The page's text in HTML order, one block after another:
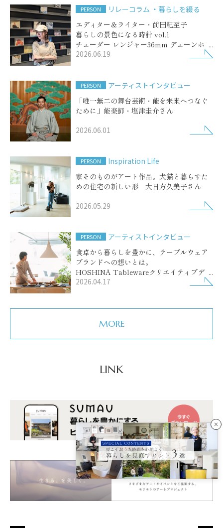
PERSON
リレーコラム ・暮らしを綴る
エディター＆ライター・前田紀至子
暮らしの景色になる時計 vol.1
チューダー レンジャー36mm デューンホワ
イト
2026.06.19
PERSON
アーティストインタビュー
「唯一無二の舞台芸術・能を未来へつなぐ
ために」能楽師・塩津圭介さん
2026.06.01
PERSON
Inspiration Life
家そのものがアート作品。犬猫と暮らすた
めの住宅の新しい形 大日方久美子さん
2026.05.29
PERSON
アーティストインタビュー
食卓から暮らしを豊かに、テーブルウェア
ブランドへの想いとは。
HOSHINA Tablewareクリエイティブディ
レクター保科和賀子さん
2026.04.17
MORE
LINK
×